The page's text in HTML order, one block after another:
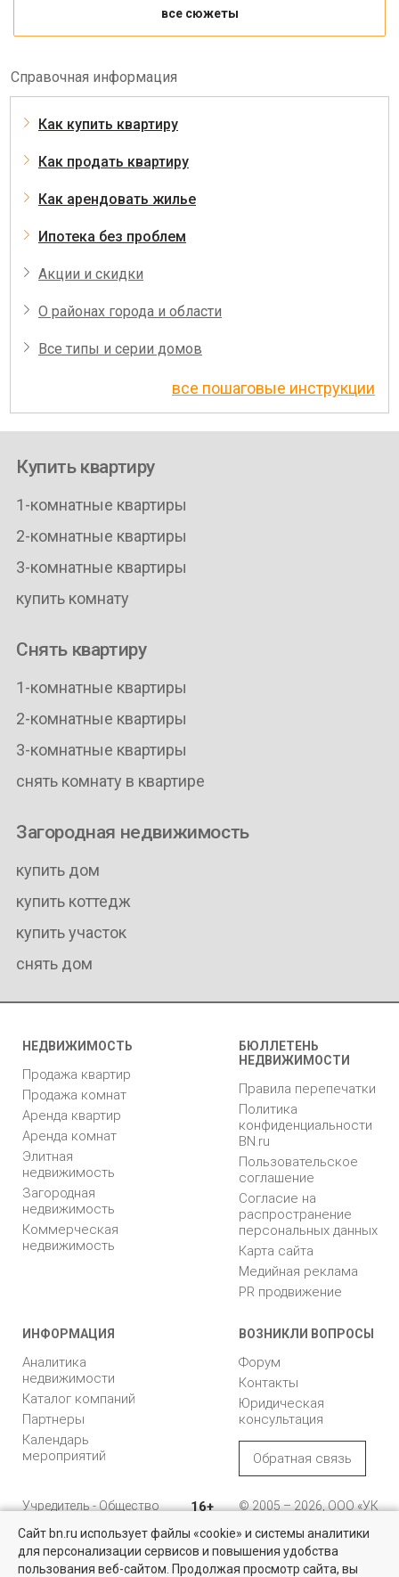
Найти квартиру - это просто!
все сюжеты
Справочная информация
Как купить квартиру
Как продать квартиру
Как арендовать жилье
Ипотека без проблем
Акции и скидки
О районах города и области
Все типы и серии домов
все пошаговые инструкции
Купить квартиру
1-комнатные квартиры
2-комнатные квартиры
3-комнатные квартиры
купить комнату
Снять квартиру
1-комнатные квартиры
2-комнатные квартиры
3-комнатные квартиры
снять комнату в квартире
Загородная недвижимость
купить дом
купить коттедж
купить участок
снять дом
НЕДВИЖИМОСТЬ
Продажа квартир
Продажа комнат
Аренда квартир
Аренда комнат
Элитная
недвижимость
Загородная
недвижимость
Коммерческая
недвижимость
БЮЛЛЕТЕНЬ
НЕДВИЖИМОСТИ
Правила перепечатки
Политика
конфиденциальности
BN.ru
Пользовательское
соглашение
Согласие на
распространение
персональных данных
Карта сайта
Медийная реклама
PR продвижение
ИНФОРМАЦИЯ
Аналитика
недвижимости
Каталог компаний
Партнеры
Календарь
мероприятий
ВОЗНИКЛИ ВОПРОСЫ
Форум
Контакты
Юридическая
консультация
Обратная связь
Учредитель - Общество
ответственностью
"Управляющая
компания "Бюллетень
16+
© 2005 – 2026, ООО «УК
196105, Санкт-
Петербург, пр. Юрия
Сайт bn.ru использует файлы «cookie» и системы аналитики
для персонализации сервисов и повышения удобства
пользования веб-сайтом. Продолжая просмотр сайта, вы